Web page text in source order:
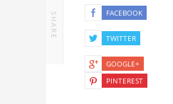
SHARE FACEBOOK
TWITTER
GOOGLE+
PINTEREST